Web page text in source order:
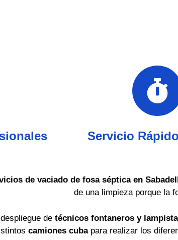
Servicio
de vaciado de fosa séptica en
de una limpieza porque la
de técnicos fontaneros y
camiones cubapara realizar los